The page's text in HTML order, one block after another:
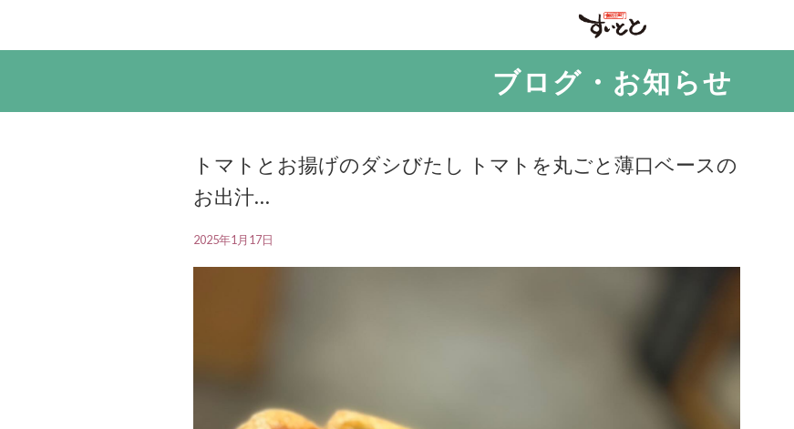
ブログ・お知らせ
トマトとお揚げのダシびたし トマトを丸ごと薄口ベースの
お出汁…
2025年1月17日